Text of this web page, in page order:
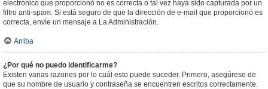
electrónico que proporcionó no es correcta o tal vez haya sido capturada por un
filtro anti-spam. Si está seguro de que la dirección de e-mail que proporcionó es
correcta, envíe un mensaje a La Administración.
Arriba
¿Por qué no puedo identificarme?
Existen varias razones por lo cuál esto puede suceder. Primero, asegúrese de
que su nombre de usuario y contraseña se encuentren escritos correctamente.